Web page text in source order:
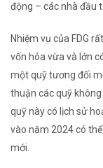
động – các nhà đầu
Nhiệm vụ của FDG
vốn hóa vừa và lớn
một quỹ tương đối
thuận các quỹ
quỹ này có lịch sử
vào năm 2024 có
mới.